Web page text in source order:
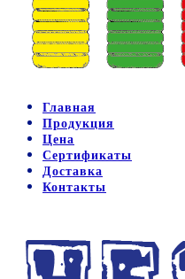
Главная
Продукция
Цена
Сертификаты
Доставка
Контакты